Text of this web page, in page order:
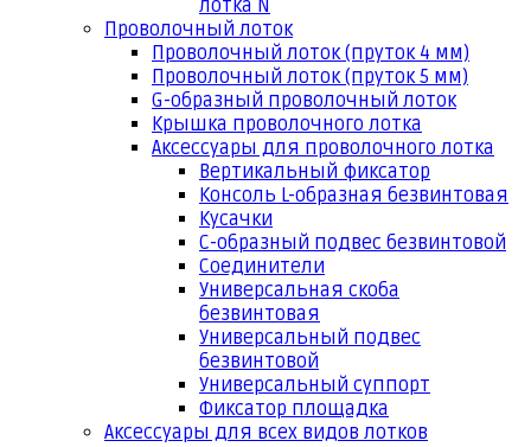
лотка N
Проволочный лоток
Проволочный лоток (пруток 4 мм)
Проволочный лоток (пруток 5 мм)
G-образный проволочный лоток
Крышка проволочного лотка
Аксессуары для проволочного лотка
Вертикальный фиксатор
Консоль L-образная безвинтовая
Кусачки
С-образный подвес безвинтовой
Соединители
Универсальная скоба
безвинтовая
Универсальный подвес
безвинтовой
Универсальный суппорт
Фиксатор площадка
Аксессуары для всех видов лотков